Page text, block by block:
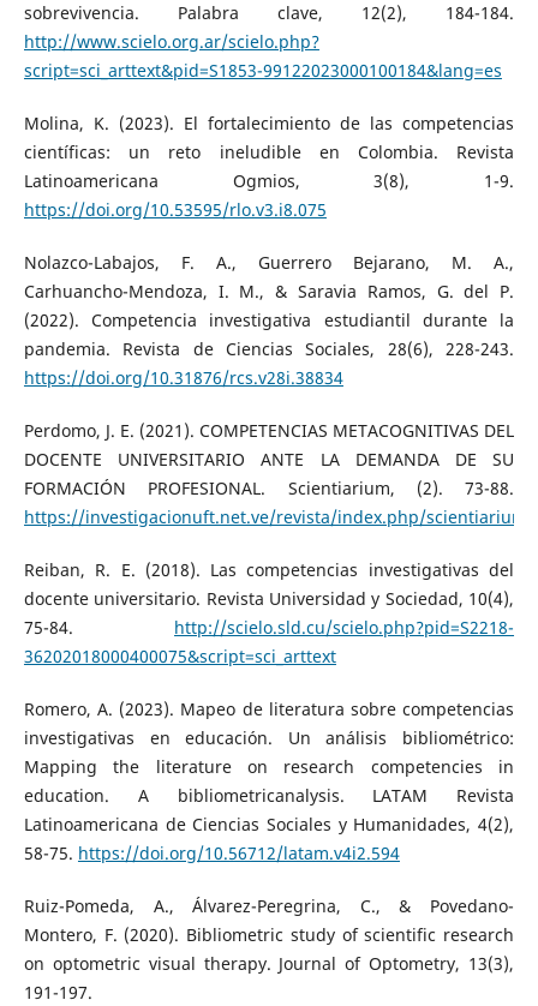
sobrevivencia. Palabra clave, 12(2), 184-184.
http://www.scielo.org.ar/scielo.php?
script=sci_arttext&pid=S1853-99122023000100184&lang=es
Molina, K. (2023). El fortalecimiento de las competencias
científicas: un reto ineludible en Colombia. Revista
Latinoamericana Ogmios, 3(8), 1-9.
https://doi.org/10.53595/rlo.v3.i8.075
Nolazco-Labajos, F. A., Guerrero Bejarano, M. A.,
Carhuancho-Mendoza, I. M., & Saravia Ramos, G. del P.
(2022). Competencia investigativa estudiantil durante la
pandemia. Revista de Ciencias Sociales, 28(6), 228-243.
https://doi.org/10.31876/rcs.v28i.38834
Perdomo, J. E. (2021). COMPETENCIAS METACOGNITIVAS DEL
DOCENTE UNIVERSITARIO ANTE LA DEMANDA DE SU
FORMACIÓN PROFESIONAL. Scientiarium, (2). 73-88.
https://investigacionuft.net.ve/revista/index.php/
Reiban, R. E. (2018). Las competencias investigativas del
docente universitario. Revista Universidad y Sociedad, 10(4),
75-84. http://scielo.sld.cu/scielo.php?pid=S2218-
36202018000400075&script=sci_arttext
Romero, A. (2023). Mapeo de literatura sobre competencias
investigativas en educación. Un análisis bibliométrico:
Mapping the literature on research competencies in
education. A bibliometricanalysis. LATAM Revista
Latinoamericana de Ciencias Sociales y Humanidades, 4(2),
58-75. https://doi.org/10.56712/latam.v4i2.594
Ruiz-Pomeda, A., Álvarez-Peregrina, C., & Povedano-
Montero, F. (2020). Bibliometric study of scientific research
on optometric visual therapy. Journal of Optometry, 13(3),
191-197.